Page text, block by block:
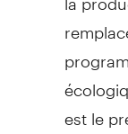
est le